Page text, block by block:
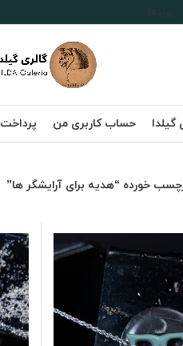
برندها
گیلدا حساب کاربری من پرداخت
خورده “هدیه برای آرایشگر ها”